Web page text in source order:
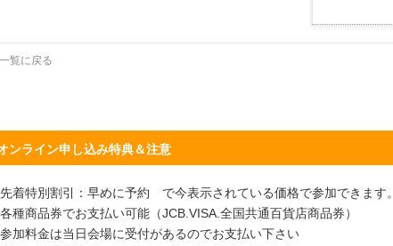
覧に戻る
ンライン申し込み特典＆注意
着特別割引：早めに予約 で今表示されている価格で参加できます。
種商品券でお支払い可能（JCB.VISA.全国共通百貨店商品券）
加料金は当日会場に受付があるのでお支払い下さい